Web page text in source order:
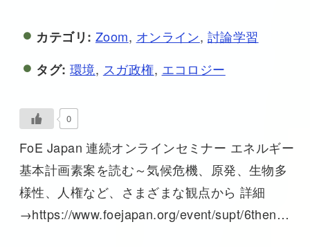
カテゴリ: Zoom, オンライン, 討論学習
タグ: 環境, スガ政権, エコロジー
0
FoE Japan 連続オンラインセミナー エネルギー
基本計画素案を読む～気候危機、原発、生物多
様性、人権など、さまざまな観点から 詳細
→https://www.foejapan.org/event/supt/6then…